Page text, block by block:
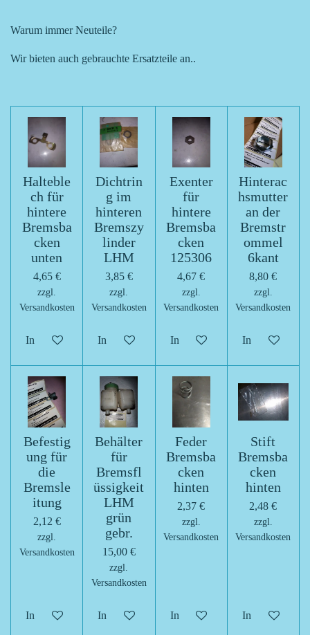
Warum immer Neuteile?
Wir bieten auch gebrauchte Ersatzteile an..
Halteble
ch für
hintere
Bremsba
cken
unten
4,65 €
zzgl.
Versandkosten
In den Warenkorb
Dichtrin
g im
hinteren
Bremszy
linder
LHM
3,85 €
zzgl.
Versandkosten
In den Warenkorb
Exenter
für
hintere
Bremsba
cken
125306
4,67 €
zzgl.
Versandkosten
In den Warenkorb
Hinterac
hsmutter
an der
Bremstr
ommel
6kant
8,80 €
zzgl.
Versandkosten
In den
Befestig
ung für
die
Bremsle
itung
2,12 €
zzgl.
Versandkosten
In den Warenkorb
Behälter
für
Bremsfl
üssigkeit
LHM
grün
gebr.
15,00 €
zzgl.
Versandkosten
In den Warenkorb
Feder
Bremsba
cken
hinten
2,37 €
zzgl.
Versandkosten
In den Warenkorb
Stift
Bremsba
cken
hinten
2,48 €
zzgl.
Versandkosten
In den